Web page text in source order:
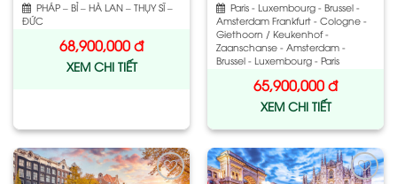
PHÁP – BỈ – HÀ LAN – THỤY SĨ –
ĐỨC
68,900,000đ
XEM CHI TIẾT
Paris - Luxembourg - Brussel -
Amsterdam Frankfurt - Cologne -
Giethoorn / Keukenhof -
Zaanschanse - Amsterdam -
Brussel - Luxembourg - Paris
65,900,000đ
XEM CHI TIẾT